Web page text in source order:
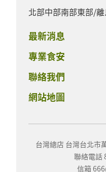
北部中部南部東部/
最新消息
專業食安
聯絡我們
網站地圖
台灣總店 台灣台北市
聯絡電話
信箱